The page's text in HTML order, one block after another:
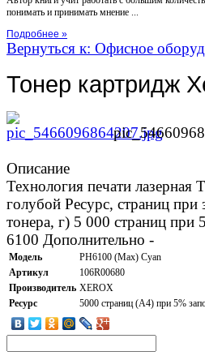
понимать и принимать мнение ...
Подробнее »
Вернуться к: Офисное
Тонер картридж
Описание
Технология печати лазерная
голубой Ресурс, страниц
тонера, г) 5 000 страниц при
6100 Дополнительно -
Модель
PH6100 (Max) Cyan
Артикул
106R00680
Производитель XEROX
Ресурс
5000 страниц (A4) при 5%